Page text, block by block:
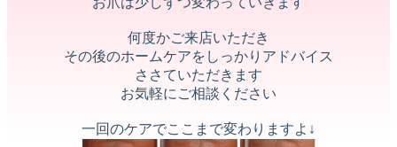
何度かご来店いただき
その後のホームケアをしっかりアドバイス
ささていただきます
お気軽にご相談ください
一回のケアでここまで変わりますよ↓